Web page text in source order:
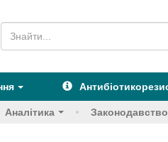
Аналітика Законодавство